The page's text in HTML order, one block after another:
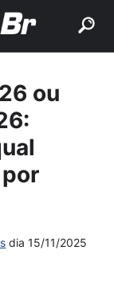
ou
dia15/11/2025